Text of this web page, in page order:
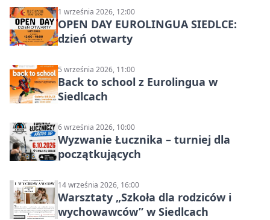
1 września 2026, 12:00
OPEN DAY EUROLINGUA SIEDLCE:
dzień otwarty
5 września 2026, 11:00
Back to school z Eurolingua w
Siedlcach
6 września 2026, 10:00
Wyzwanie Łucznika – turniej dla
początkujących
14 września 2026, 16:00
Warsztaty „Szkoła dla rodziców i
wychowawców” w Siedlcach